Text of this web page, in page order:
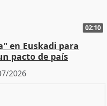
02:10
en Euskadi para
pacto de país
2026